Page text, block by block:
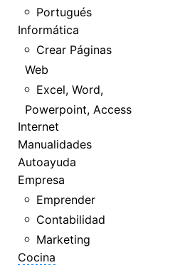
Portugués
Informática
Crear Páginas
Web
Excel, Word,
Powerpoint, Access
Internet
Manualidades
Autoayuda
Empresa
Emprender
Contabilidad
Marketing
Cocina